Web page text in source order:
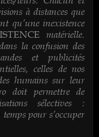
à distances que
qu’une inexistence
matérielle.
la confusion des
et publicités
celles de nos
humains sur leur
doit permettre de
sélectives :
pour s’occuper